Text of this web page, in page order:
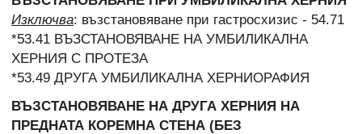
Изключва: възстановяване при гастросхизис - 54.71
*53.41 ВЪЗСТАНОВЯВАНЕ НА УМБИЛИКАЛНА
ХЕРНИЯ С ПРОТЕЗА
*53.49 ДРУГА УМБИЛИКАЛНА ХЕРНИОРАФИЯ
ВЪЗСТАНОВЯВАНЕ НА ДРУГА ХЕРНИЯ НА
ПРЕДНАТА КОРЕМНА СТЕНА (БЕЗ